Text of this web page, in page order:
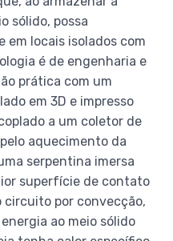
sólido, possa
locais isolados com
é de engenharia e
prática com um
em 3D e impresso
a um coletor de
aquecimento da
serpentina imersa
superfície de contato
circuito por convecção,
ao meio sólido